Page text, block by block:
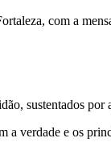
com a
sustentados
a verdade e os